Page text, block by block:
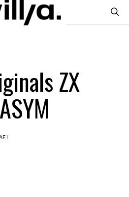
ZX